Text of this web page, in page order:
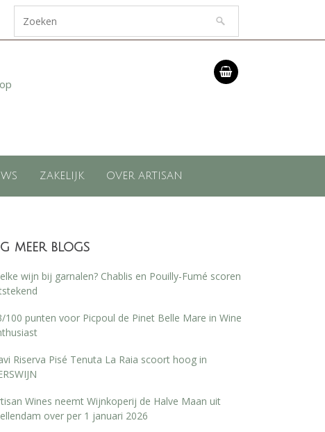
ZAKELIJK OVER ARTISAN
meer blogs
wijn bij garnalen? Chablis en Pouilly-Fumé scoren
100 punten voor Picpoul de Pinet Belle Mare in Wine
Riserva Pisé Tenuta La Raia scoort hoog in
Wines neemt Wijnkoperij de Halve Maan uit
over per 1 januari 2026